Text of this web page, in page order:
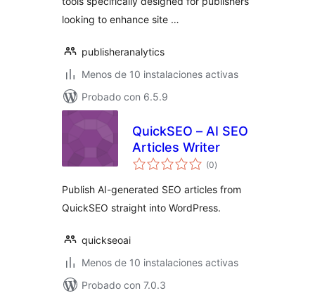
looking to enhance site …
publisheranalytics
Menos de 10 instalaciones activas
Probado con 6.5.9
QuickSEO – AI SEO
Articles Writer
(0valoraciones
en
)
Publish AI-generated SEO articles from
QuickSEO straight into WordPress.
quickseoai
Menos de 10 instalaciones activas
Probado con 7.0.3